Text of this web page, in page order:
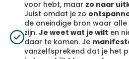
voor hebt, maar zo naar
Juist omdat je zo
de oneindige bron waar
zijn. Je weet wat je wilt en
daar te komen. Je
vanzelfsprekend dat je het